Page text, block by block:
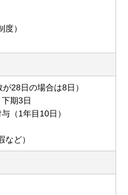
）
28日の場合は8日）
期3日
（1年目10日）
など）